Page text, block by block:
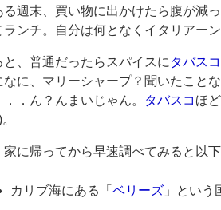
る週末、買い物に出かけたら腹が減
ランチ。自分は何となくイタリアー
と、普通だったらスパイスに タバスコ
なに、マリーシャープ？聞いたこと
．．ん？んまいじゃん。
タバスコ ほ
家に帰ってから早速調べてみると以下
カリブ海にある「 ベリーズ 」という